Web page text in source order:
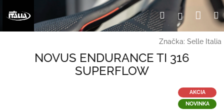
Hľadať
Značka: Selle Italia
NOVUS ENDURANCE TI 316
SUPERFLOW
AKCIA
NOVINKA